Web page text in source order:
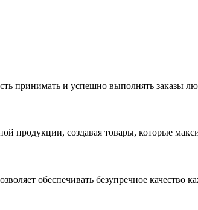
принимать и успешно выполнять заказы
продукции, создавая товары, которые
обеспечивать безупречное качество